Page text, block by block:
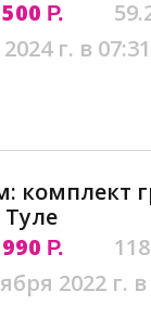
Р.
г. в 07:31
комплект
Туле
Р.
2022 г.